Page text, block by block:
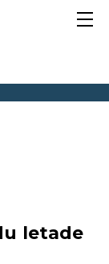
letade